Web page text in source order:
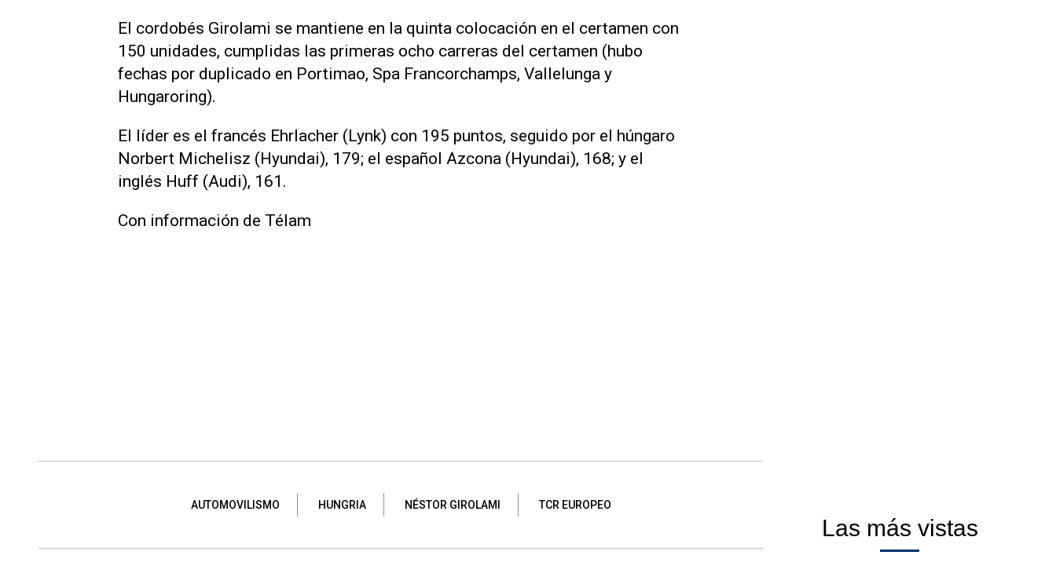
El cordobés Girolami se mantiene en la quinta colocación en el certamen con
150 unidades, cumplidas las primeras ocho carreras del certamen (hubo
fechas por duplicado en Portimao, Spa Francorchamps, Vallelunga y
Hungaroring).
El líder es el francés Ehrlacher (Lynk) con 195 puntos, seguido por el húngaro
Norbert Michelisz (Hyundai), 179; el español Azcona (Hyundai), 168; y el
inglés Huff (Audi), 161.
Con información de Télam
AUTOMOVILISMO HUNGRIA NÉSTOR GIROLAMI TCR EUROPEO
Las más vistas